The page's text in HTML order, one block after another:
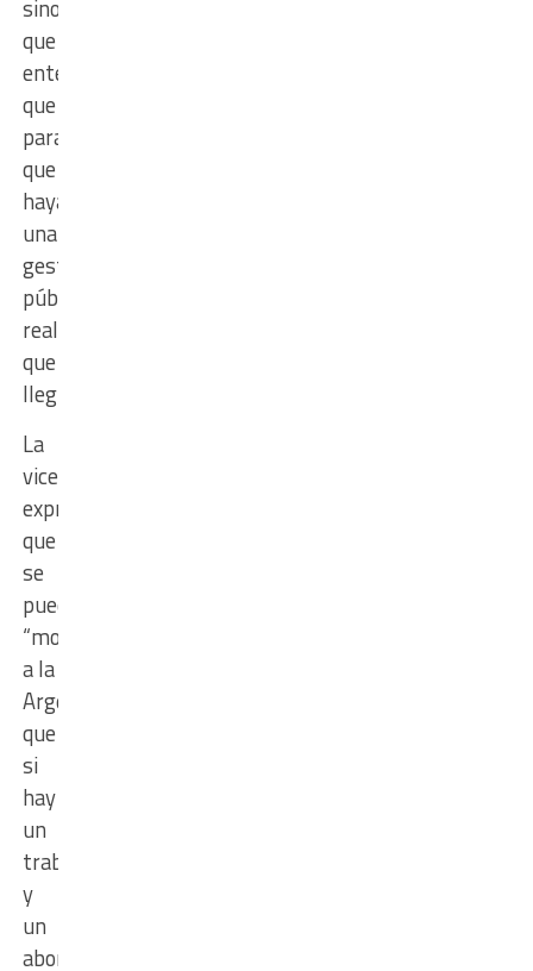
sino
que
entendemos
que
para
que
haya
una
gestión
pública
real
que
llegue”.
La
vicegobernadora
expresó
que
se
puede
“mostrar
a la
Argentina
que
si
hay
un
trabajo
y
un
abordaje